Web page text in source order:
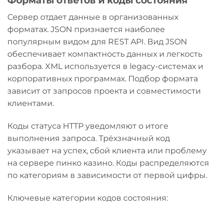
Сервер отдает данные в организованных
форматах. JSON признается наиболее
популярным видом для REST API. Вид JSON
обеспечивает компактность данных и легкость
разбора. XML используется в legacy-системах и
корпоративных программах. Подбор формата
зависит от запросов проекта и совместимости
клиентами.
Коды статуса HTTP уведомляют о итоге
выполнения запроса. Трёхзначный код
указывает на успех, сбой клиента или проблему
на сервере пинко казино. Коды распределяются
по категориям в зависимости от первой цифры.
Ключевые категории кодов состояния: